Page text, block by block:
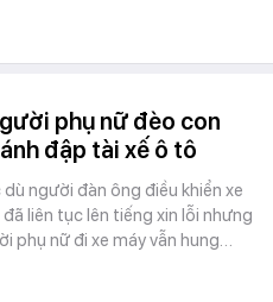
phụ nữ đèo con
đập tài xế ô tô
dù người đàn ông điều khiển xe
liên tục lên tiếng xin lỗi nhưng
phụ nữ đi xe máy vẫn hung…